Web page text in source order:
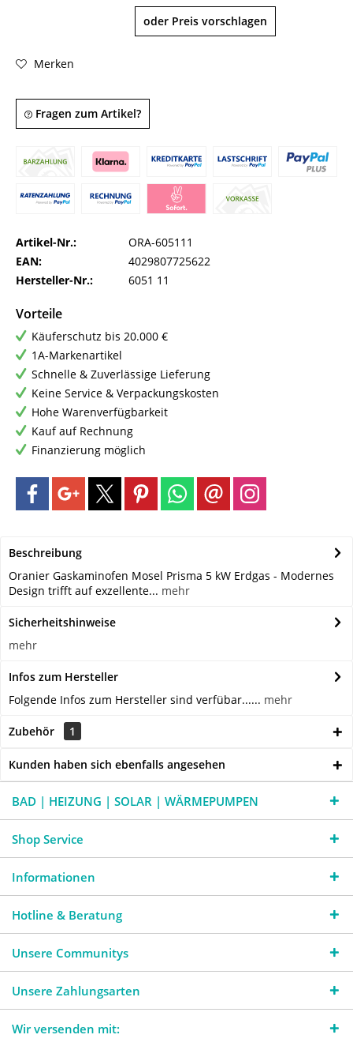
oder Preis vorschlagen
Merken
Fragen zum Artikel?
Artikel-Nr.:
ORA-605111
EAN:
4029807725622
Hersteller-Nr.:
6051 11
Vorteile
Käuferschutz bis 20.000 €
1A-Markenartikel
Schnelle & Zuverlässige Lieferung
Keine Service & Verpackungskosten
Hohe Warenverfügbarkeit
Kauf auf Rechnung
Finanzierung möglich
Beschreibung
Oranier Gaskaminofen Mosel Prisma 5 kW Erdgas - Modernes
Design trifft auf exzellente... mehr
Sicherheitshinweise
mehr
Infos zum Hersteller
Folgende Infos zum Hersteller sind verfübar...... mehr
Zubehör 1
Kunden haben sich ebenfalls angesehen
BAD | HEIZUNG | SOLAR | WÄRMEPUMPEN
Shop Service
Informationen
Hotline & Beratung
Unsere Communitys
Unsere Zahlungsarten
Wir versenden mit: